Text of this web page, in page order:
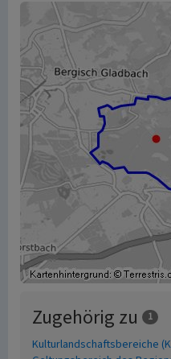
Zugehörig zu 1
Kulturlandschaftsbereiche